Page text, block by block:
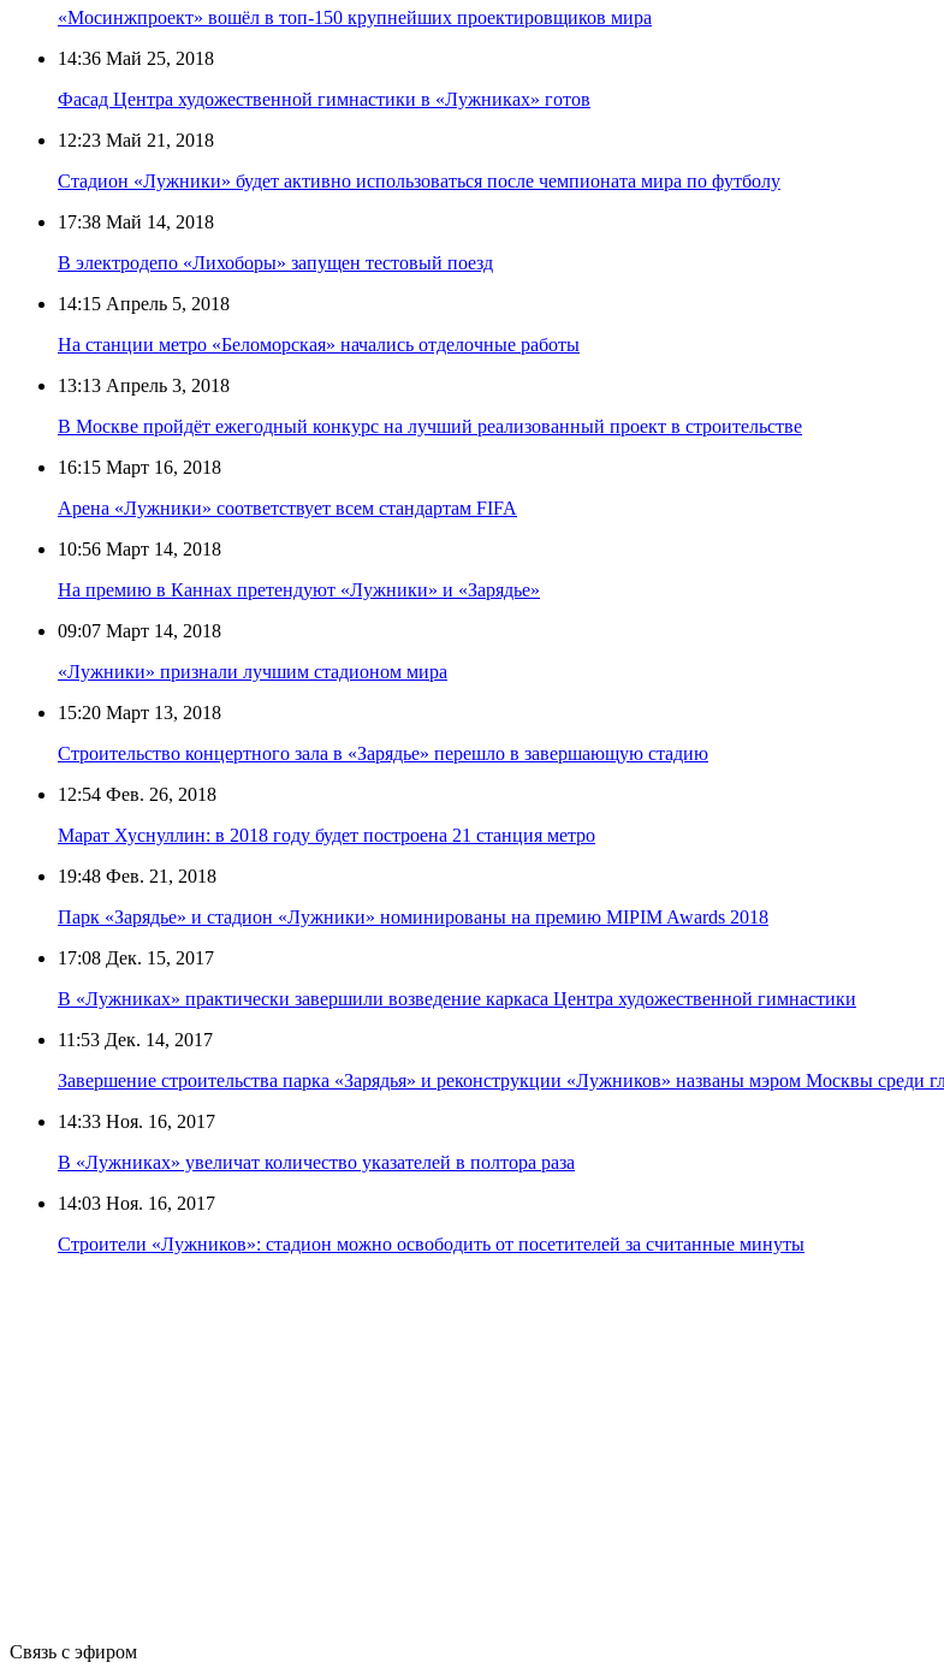
«Мосинжпроект» вошёл в топ-150 крупнейших проектировщиков мира
14:36 Май 25, 2018
Фасад Центра художественной гимнастики в «Лужниках» готов
12:23 Май 21, 2018
Стадион «Лужники» будет активно использоваться после чемпионата мира по футболу
17:38 Май 14, 2018
В электродепо «Лихоборы» запущен тестовый поезд
14:15 Апрель 5, 2018
На станции метро «Беломорская» начались отделочные работы
13:13 Апрель 3, 2018
В Москве пройдёт ежегодный конкурс на лучший реализованный проект в строительстве
16:15 Март 16, 2018
Арена «Лужники» соответствует всем стандартам FIFA
10:56 Март 14, 2018
На премию в Каннах претендуют «Лужники» и «Зарядье»
09:07 Март 14, 2018
«Лужники» признали лучшим стадионом мира
15:20 Март 13, 2018
Строительство концертного зала в «Зарядье» перешло в завершающую стадию
12:54 Фев. 26, 2018
Марат Хуснуллин: в 2018 году будет построена 21 станция метро
19:48 Фев. 21, 2018
Парк «Зарядье» и стадион «Лужники» номинированы на премию MIPIM Awards 2018
17:08 Дек. 15, 2017
В «Лужниках» практически завершили возведение каркаса Центра художественной гимнастики
11:53 Дек. 14, 2017
Завершение строительства парка «Зарядья» и реконструкции «Лужников» названы мэром Москвы среди
14:33 Ноя. 16, 2017
В «Лужниках» увеличат количество указателей в полтора раза
14:03 Ноя. 16, 2017
Строители «Лужников»: стадион можно освободить от посетителей за считанные минуты
Связь с эфиром